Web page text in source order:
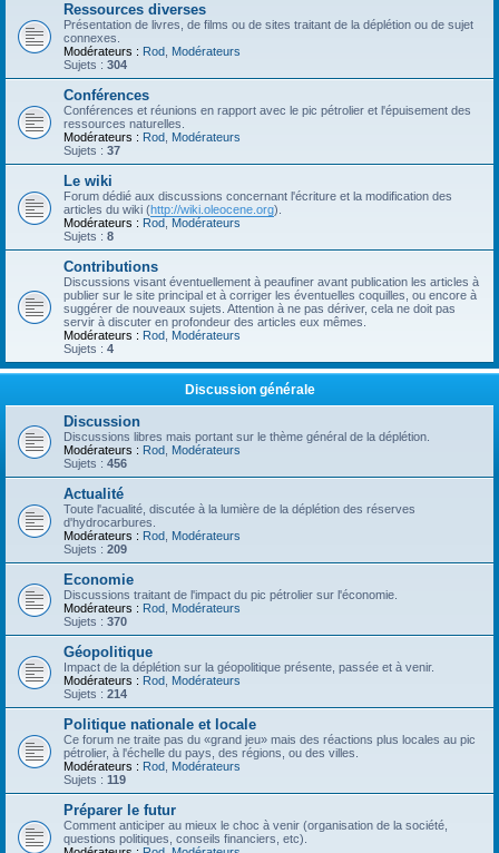
Ressources diverses
Présentation de livres, de films ou de sites traitant de la déplétion ou de sujet
connexes.
Modérateurs : Rod Modérateurs
Sujets : 304
Conférences
Conférences et réunions en rapport avec le pic pétrolier et l'épuisement des
ressources naturelles.
Modérateurs : Rod Modérateurs
Sujets : 37
Le wiki
Forum dédié aux discussions concernant l'écriture et la modification des
articles du wiki (http://wiki.oleocene.org).
Modérateurs : Rod Modérateurs
Sujets : 8
Contributions
Discussions visant éventuellement à peaufiner avant publication les articles à
publier sur le site principal et à corriger les éventuelles coquilles, ou encore à
suggérer de nouveaux sujets. Attention à ne pas dériver, cela ne doit pas
servir à discuter en profondeur des articles eux mêmes.
Modérateurs : Rod Modérateurs
Sujets : 4
Discussion générale
Discussion
Discussions libres mais portant sur le thème général de la déplétion.
Modérateurs : Rod Modérateurs
Sujets : 456
Actualité
Toute l'acualité, discutée à la lumière de la déplétion des réserves
d'hydrocarbures.
Modérateurs : Rod Modérateurs
Sujets : 209
Economie
Discussions traitant de l'impact du pic pétrolier sur l'économie.
Modérateurs : Rod Modérateurs
Sujets : 370
Géopolitique
Impact de la déplétion sur la géopolitique présente, passée et à venir.
Modérateurs : Rod Modérateurs
Sujets : 214
Politique nationale et locale
Ce forum ne traite pas du «grand jeu» mais des réactions plus locales au pic
pétrolier, à l'échelle du pays, des régions, ou des villes.
Modérateurs : Rod Modérateurs
Sujets : 119
Préparer le futur
Comment anticiper au mieux le choc à venir (organisation de la société,
questions politiques, conseils financiers, etc).